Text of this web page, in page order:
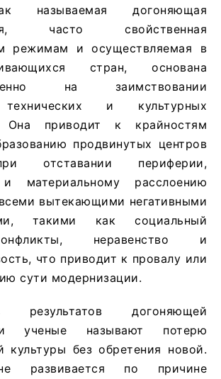
называемая догоняющая
часто свойственная
режимам и осуществляемая в
стран, основана
на заимствовании
и культурных
Она приводит к крайностям
продвинутых центров
отставании периферии,
материальному расслоению
вытекающими негативными
такими как социальный
неравенство и
что приводит к провалу или
сути модернизации.
догоняющей
ученые называют потерю
культуры без обретения новой.
развивается по причине